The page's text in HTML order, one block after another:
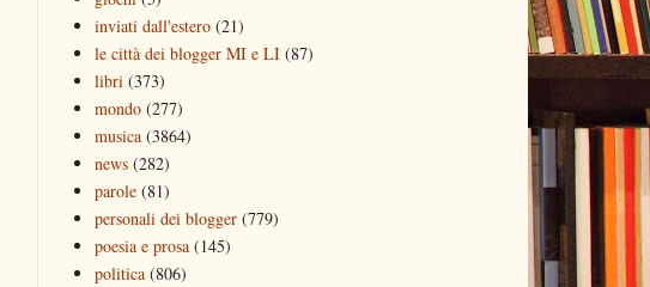
inviati dall'estero (21)
le città dei blogger MI e LI (87)
libri (373)
mondo (277)
musica (3864)
news (282)
parole (81)
personali dei blogger (779)
poesia e prosa (145)
politica (806)